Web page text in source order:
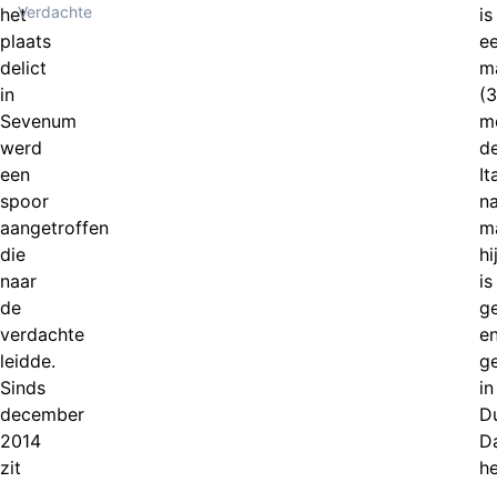
het
plaats
delict
in
Sevenum
werd
een
spoor
aangetroffen
die
naar
de
verdachte
leidde.
Sinds
december
2014
zit
Verdachte
is
hij
is
in